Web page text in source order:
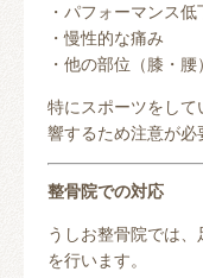
・パフォーマンス低
・慢性的な痛み
・他の部位（膝・
特にスポーツをし
響するため注意が必
整骨院での対応
うしお整骨院では
を行います。